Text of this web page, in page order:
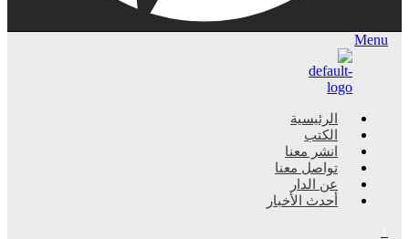
Menu
الرئيسية
الكتب
انشر معنا
تواصل معنا
عن الدار
أحدث الأخبار